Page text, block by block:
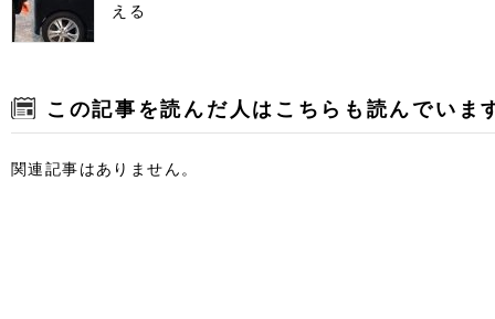
える
この記事を読んだ人はこちらも読んでいま
関連記事はありません。